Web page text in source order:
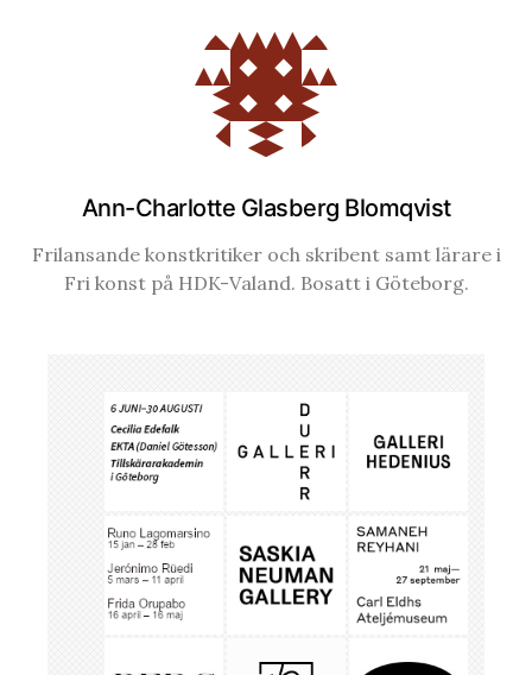
Ann-Charlotte Glasberg Blomqvist
Frilansande konstkritiker och skribent samt lärare i
Fri konst på HDK-Valand. Bosatt i Göteborg.